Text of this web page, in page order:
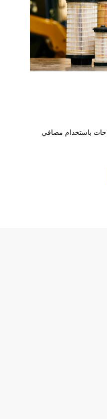
باستخدام مصافي